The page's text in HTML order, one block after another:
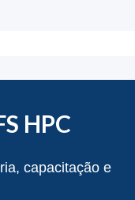
HPC
capacitação e